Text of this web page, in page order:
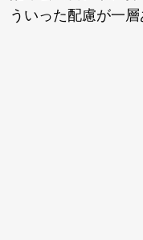
ういった配慮が一